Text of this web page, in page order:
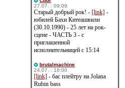
27.07. : 09:09
Старый добрый рок! - [link] -
юбилей Бахи Китеашвили
(30.10.1990) - 25 лет на рок-
сцене - ЧАСТЬ 3 - с
приглашенной
исполнительницей с 15:14
brutalmachine
24.07. : 18:00
[link] - бас плейтру на Jolana
Rubin bass